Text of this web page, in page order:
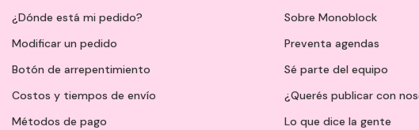
¿Dónde está mi pedido?
Modificar un pedido
Botón de arrepentimiento
Costos y tiempos de envío
Métodos de pago
Sobre Monoblock
Preventa agendas
Sé parte del equipo
¿Querés publicar con
Lo que dice la gente